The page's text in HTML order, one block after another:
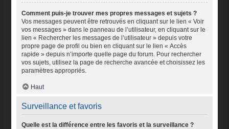
Comment puis-je trouver mes propres messages et sujets ?
Vos messages peuvent être retrouvés en cliquant sur le lien « Voir
vos messages » dans le panneau de l’utilisateur, en cliquant sur le
lien « Rechercher les messages de l’utilisateur » depuis votre
propre page de profil ou bien en cliquant sur le lien « Accès
rapide » depuis n’importe quelle page du forum. Pour rechercher
vos sujets, utilisez la page de recherche avancée et choisissez les
paramètres appropriés.
Haut
Surveillance et favoris
Quelle est la différence entre les favoris et la surveillance ?